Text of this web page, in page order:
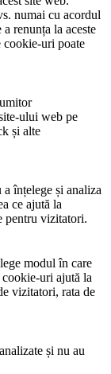
numai cu acordul
renunța la aceste
cookie-uri poate
ului web pe
și alte
înțelege și analiza
ce ajută la
pentru vizitatori.
modul în care
uri ajută la
vizitatori, rata de
și nu au